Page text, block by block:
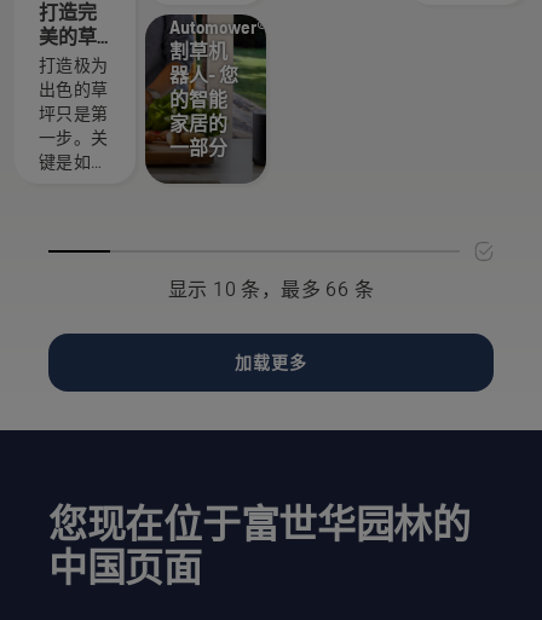
打造完
美的草
坪
打造极为
出色的草
坪只是第
一步。关
键是如何
活动和园
并且不会
变得稀
疏？有这
吗？我们
精英人士
以寻找答
案。
静心放松
或与亲朋
好友聚会
— 这就是
您梦想中
的草坪，
对吧？但
了这种体
下面的分
步指南将
坪。
Automower®
割草机
器人- 您
的智能
家居的
一部分
动器已关
使链锯引
擎转动。
树干上如
显示 10 条，最多 66 条
加载更多
您现在位于富世华园林的
中国页面